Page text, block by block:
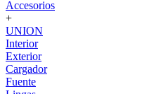
Accesorios
+
UNION
Interior
Exterior
Cargador
Fuente